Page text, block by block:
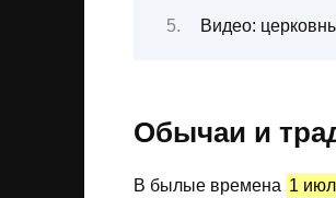
Видео:
Обычаи и
В былые времена 1